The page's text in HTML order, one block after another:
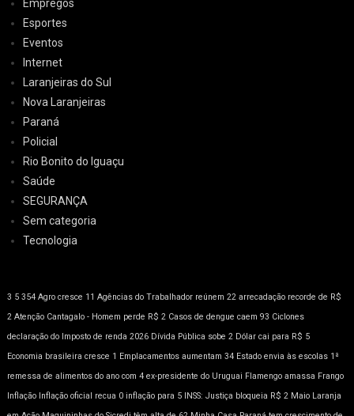
Empregos
Esportes
Eventos
Internet
Laranjeiras do Sul
Nova Laranjeiras
Paraná
Policial
Rio Bonito do Iguaçu
Saúde
SEGURANÇA
Sem categoria
Tecnologia
3 5 354 Agro cresce 11 Agências do Trabalhador reúnem 22 arrecadação recorde de R$
2 Atenção Cantagalo - Homem perde R$ 2 Casos de dengue caem 93 Ciclones
declaração do Imposto de renda 2026 Dívida Pública sobe 2 Dólar cai para R$ 5
Economia brasileira cresce 1 Emplacamentos aumentam 34 Estado envia às escolas 1ª
remessa de alimentos do ano com 4 ex-presidente do Uruguai Flamengo amassa Frango
Inflação Inflação oficial recua 0 inflação para 5 INSS: Justiça bloqueia R$ 2 Maio Laranja